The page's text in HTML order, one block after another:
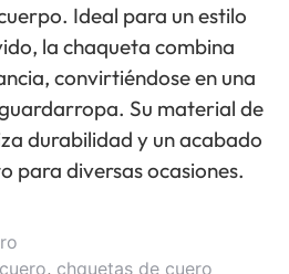
Ideal para un estilo
la chaqueta combina
convirtiéndose en una
Su material de
durabilidad y un acabado
para diversas ocasiones.
, chquetas de cuero